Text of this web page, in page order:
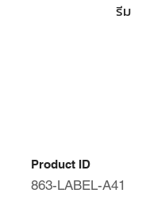
รีม
Product ID
863-LABEL-A41